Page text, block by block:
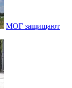
МОГ защищают